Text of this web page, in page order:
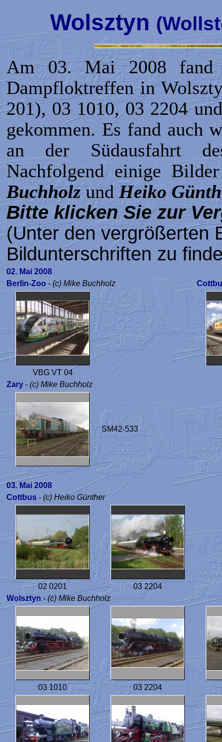
Wolsztyn
Am 03. Mai 2008 fand
Dampfloktreffen in
201), 03 1010, 03 2204
gekommen. Es fand auch
an der Südausfahrt
Nachfolgend einige
BuchholzundHeiko
Bitte klicken Sie zur
(Unter den vergrößerten
Bildunterschriften zu
02. Mai 2008
Berlin-Zoo-(c) Mike Buchholz
VBG VT 04
Zary - (c) Mike Buchholz
SM42-533
03. Mai 2008
Cottbus -(c) Heiko Günther
02 0201
03 2204
Wolsztyn-(c) Mike Buchholz
03 1010 03 2204